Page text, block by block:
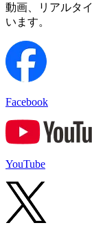
動画、リアルタ
います。
Facebook
YouTube